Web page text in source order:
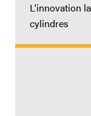
L'innovation
cylindres